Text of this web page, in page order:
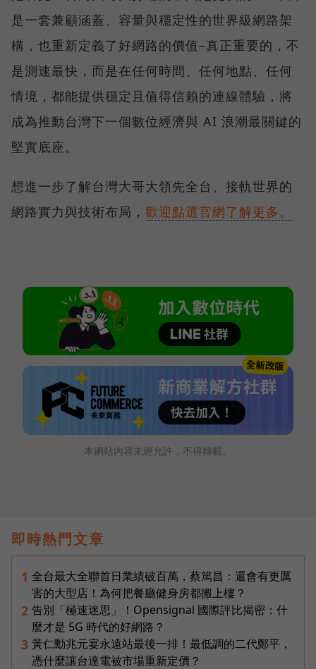
是一套兼顧涵蓋、容量與穩定性的世界級網路架
構，也重新定義了好網路的價值–真正重要的，不
是測速最快，而是在任何時間、任何地點、任何
情境，都能提供穩定且值得信賴的連線體驗，將
成為推動台灣下一個數位經濟與 AI 浪潮最關鍵的
堅實底座。
想進一步了解台灣大哥大領先全台、接軌世界的
網路實力與技術布局， 歡迎點選官網了解更多。
本網站內容未經允許，不得轉載。
即時熱門文章
1 全台最大全聯首日業績破百萬，蔡篤昌：還會有更厲
害的大型店！為何把餐廳健身房都搬上樓？
2 告別「極速迷思」！Opensignal 國際評比揭密：什
麼才是 5G 時代的好網路？
3 黃仁勳兆元宴永遠站最後一排！最低調的二代鄭平，
憑什麼讓台達電被市場重新定價？